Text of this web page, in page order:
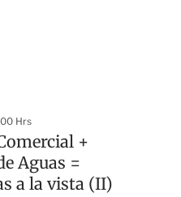
Hrs
+
Aguas =
a la vista (II)